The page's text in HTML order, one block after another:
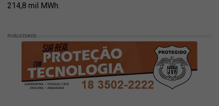
214,8 mil MWh.
PUBLICIDADE